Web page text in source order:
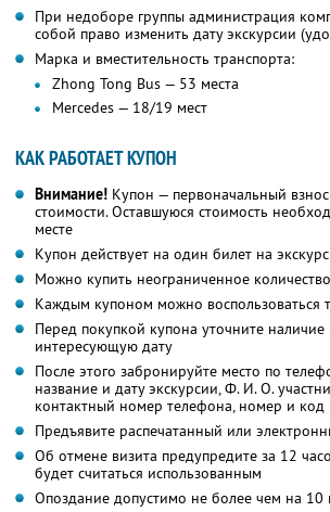
При недоборе группы администрация
собой право изменить дату экскурсии
Марка и вместительность транспорта:
Zhong Tong Bus — 53 места
Mercedes — 18/19 мест
КАК РАБОТАЕТ КУПОН
Внимание! Купон — первоначальный
стоимости. Оставшуюся стоимость
месте
Купон действует на один билет на
Можно купить неограниченное
Каждым купоном можно воспользоваться
Перед покупкой купона уточните наличие
интересующую дату
После этого забронируйте место по
название и дату экскурсии,Ф. И. О.
контактный номер телефона, номер и код
Предъявите распечатанный или
Об отмене визита предупредите за 12
будет считаться использованным
Опоздание допустимо не более чем на 10